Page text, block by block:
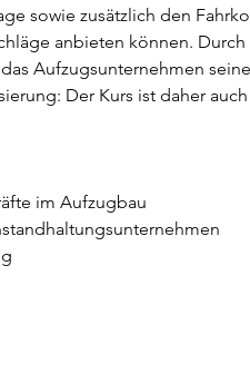
sowie zusätzlich den
anbieten können.
Aufzugsunternehmen
Der Kurs ist daher
im Aufzugbau